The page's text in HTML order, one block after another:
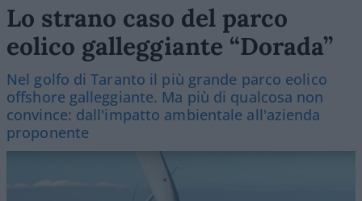
Lo strano caso del parco
eolico galleggiante “Dorada”
Nel golfo di Taranto il più grande parco eolico
offshore galleggiante. Ma più di qualcosa non
convince: dall'impatto ambientale all'azienda
proponente